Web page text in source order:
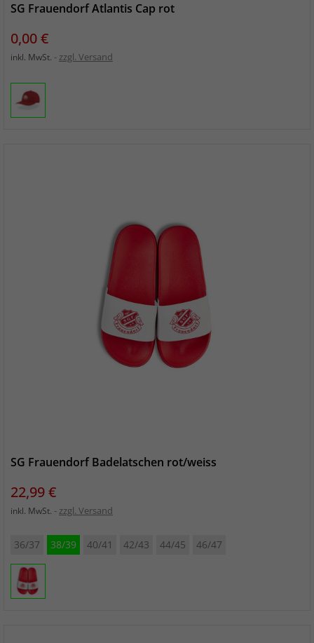
SG Frauendorf Atlantis Cap rot
Preis
0,00 €
inkl. MwSt. zzgl. Versand
SG Frauendorf Badelatschen rot/weiss
Preis
22,99 €
inkl. MwSt. zzgl. Versand
36/37 38/39 40/41 42/43 44/45 46/47